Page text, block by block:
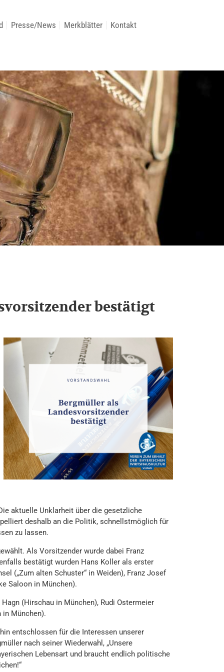
Presse/News Merkblätter Kontakt
bestätigt
aktuelle Unklarheit über die gesetzliche
deshalb an die Politik, schnellstmöglich für
zu lassen.
Als Vorsitzender wurde dabei Franz
bestätigt wurden Hans Koller als erster
(„Zum alten Schuster“ in Weiden), Franz Josef
Saloon in München).
(Hirschau in München), Rudi Ostermeier
in München).
entschlossen für die Interessen unserer
nach seiner Wiederwahl, „Unsere
Lebensart und braucht endlich politische